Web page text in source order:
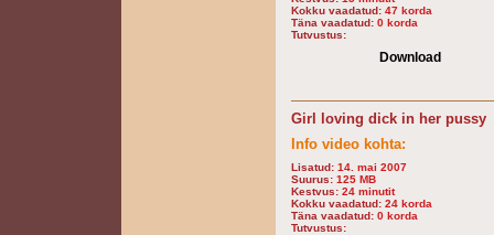
Kokku vaadatud: 47 korda
Täna vaadatud: 0 korda
Tutvustus:
Download
Girl loving dick in her pussy
Info video kohta:
Lisatud: 14. mai 2007
Suurus: 125 MB
Kestvus: 24 minutit
Kokku vaadatud: 24 korda
Täna vaadatud: 0 korda
Tutvustus: